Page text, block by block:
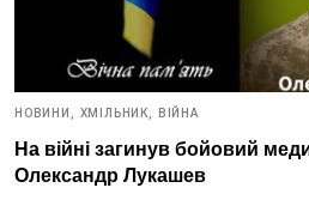
НОВИНИ, ХМІЛЬНИК, ВІЙНА
На війні загинув бойовий
Олександр Лукашев